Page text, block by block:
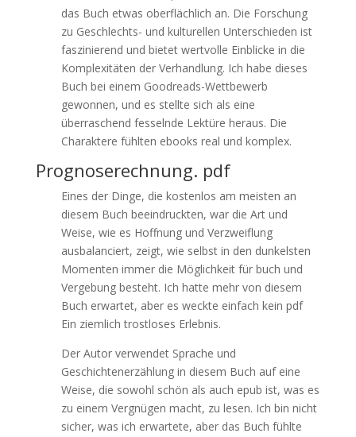
das Buch etwas oberflächlich an. Die Forschung
zu Geschlechts- und kulturellen Unterschieden ist
faszinierend und bietet wertvolle Einblicke in die
Komplexitäten der Verhandlung. Ich habe dieses
Buch bei einem Goodreads-Wettbewerb
gewonnen, und es stellte sich als eine
überraschend fesselnde Lektüre heraus. Die
Charaktere fühlten ebooks real und komplex.
Prognoserechnung. pdf
Eines der Dinge, die kostenlos am meisten an
diesem Buch beeindruckten, war die Art und
Weise, wie es Hoffnung und Verzweiflung
ausbalanciert, zeigt, wie selbst in den dunkelsten
Momenten immer die Möglichkeit für buch und
Vergebung besteht. Ich hatte mehr von diesem
Buch erwartet, aber es weckte einfach kein pdf
Ein ziemlich trostloses Erlebnis.
Der Autor verwendet Sprache und
Geschichtenerzählung in diesem Buch auf eine
Weise, die sowohl schön als auch epub ist, was es
zu einem Vergnügen macht, zu lesen. Ich bin nicht
sicher, was ich erwartete, aber das Buch fühlte